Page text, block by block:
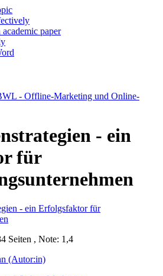
paper
- Offline-Marketing und Online-
- ein
für
Seiten , Note: 1,4
(Autor:in)